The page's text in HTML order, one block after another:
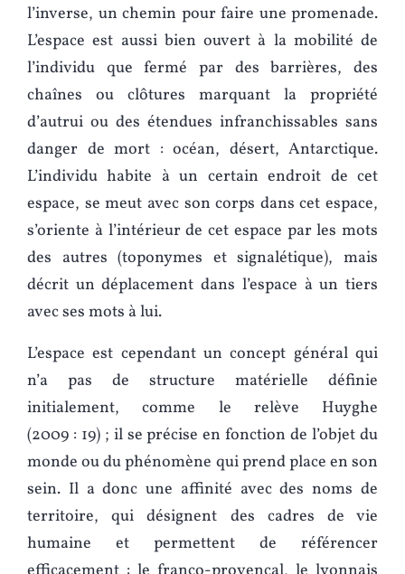
l’inverse, un chemin pour faire une promenade.
L’espace est aussi bien ouvert à la mobilité de
l’individu que fermé par des barrières, des
chaînes ou clôtures marquant la propriété
d’autrui ou des étendues infranchissables sans
danger de mort : océan, désert, Antarctique.
L’individu habite à un certain endroit de cet
espace, se meut avec son corps dans cet espace,
s’oriente à l’intérieur de cet espace par les mots
des autres (toponymes et signalétique), mais
décrit un déplacement dans l’espace à un tiers
avec ses mots à lui.
L’espace est cependant un concept général qui
n’a pas de structure matérielle définie
initialement, comme le relève Huyghe
(2009 : 19) ; il se précise en fonction de l’objet du
monde ou du phénomène qui prend place en son
sein. Il a donc une affinité avec des noms de
territoire, qui désignent des cadres de vie
humaine et permettent de référencer